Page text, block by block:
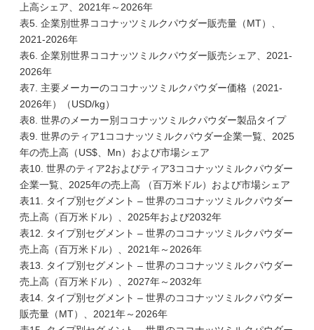
上高シェア、2021年～2026年
表5. 企業別世界ココナッツミルクパウダー販売量（MT）、
2021-2026年
表6. 企業別世界ココナッツミルクパウダー販売シェア、2021-
2026年
表7. 主要メーカーのココナッツミルクパウダー価格（2021-
2026年）（USD/kg）
表8. 世界のメーカー別ココナッツミルクパウダー製品タイプ
表9. 世界のティア1ココナッツミルクパウダー企業一覧、2025
年の売上高（US$、Mn）および市場シェア
表10. 世界のティア2およびティア3ココナッツミルクパウダー
企業一覧、2025年の売上高 （百万米ドル）および市場シェア
表11. タイプ別セグメント – 世界のココナッツミルクパウダー
売上高（百万米ドル）、2025年および2032年
表12. タイプ別セグメント – 世界のココナッツミルクパウダー
売上高（百万米ドル）、2021年～2026年
表13. タイプ別セグメント – 世界のココナッツミルクパウダー
売上高（百万米ドル）、2027年～2032年
表14. タイプ別セグメント – 世界のココナッツミルクパウダー
販売量（MT）、2021年～2026年